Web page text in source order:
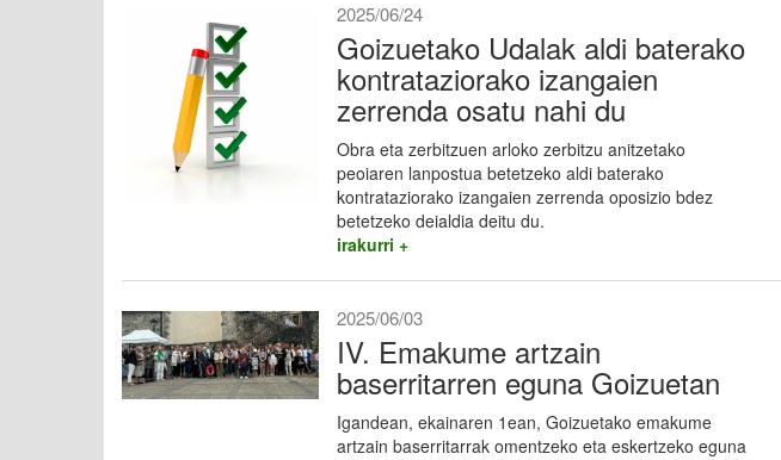
2025/06/24
Goizuetako Udalak aldi baterako
kontrataziorako izangaien
zerrenda osatu nahi du
Obra eta zerbitzuen arloko zerbitzu anitzetako
peoiaren lanpostua betetzeko aldi baterako
kontrataziorako izangaien zerrenda oposizio bdez
betetzeko deialdia deitu du.
irakurri +
2025/06/03
IV. Emakume artzain
baserritarren eguna Goizuetan
Igandean, ekainaren 1ean, Goizuetako emakume
artzain baserritarrak omentzeko eta eskertzeko eguna